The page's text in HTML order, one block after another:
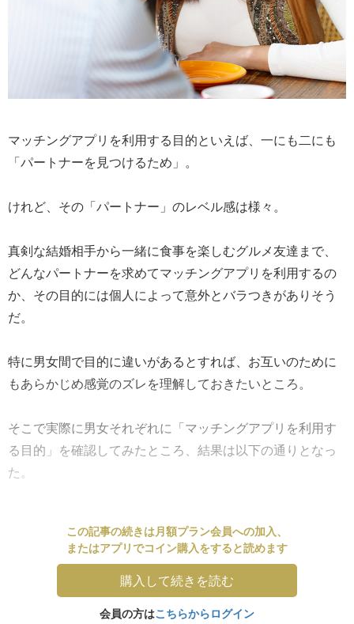
マッチングアプリを利用する目的といえば、一にも二にも
「パートナーを見つけるため」。
けれど、その「パートナー」のレベル感は様々。
真剣な結婚相手から一緒に食事を楽しむグルメ友達まで、
どんなパートナーを求めてマッチングアプリを利用するの
か、その目的には個人によって意外とバラつきがありそう
だ。
特に男女間で目的に違いがあるとすれば、お互いのために
もあらかじめ感覚のズレを理解しておきたいところ。
そこで実際に男女それぞれに「マッチングアプリを利用す
る目的」を確認してみたところ、結果は以下の通りとなっ
た。
この記事の続きは月額プラン会員への加入、
またはアプリでコイン購入をすると読めます
購入して続きを読む
会員の方はこちらからログイン